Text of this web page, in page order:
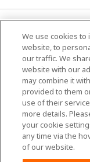
お母さん向けケア
ムーニー 病産院用
ムーニー寝具
商品検索
アプリ紹介
育児体験談
ムーニーちゃん学級
ムーニーアプリの
育児体験談
子育て向け記事
夜間のおもらし大
おむつの選び方
MOVIE & CM
サイ
ユニ・チャーム
ウェブサイト利用
公式アカウント コミュニテ
ン
We use cookies
website, to
our traffic. We
website with our
may combine it
provided to them
use of their
more details.
your cookie
any time via the
of our website.